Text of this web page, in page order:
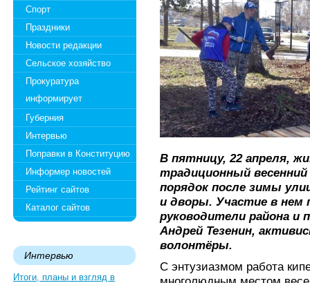
Спорт
Праздники
Новости редакции
Сельское хозяйство
Прокуратура
информирует
Губерния
Интервью
Поправки в Конституцию
Информер новостей
Рейтинг сайтов
Каталог сайтов
Интервью
Итоги, планы и взгляд в
В пятницу, 22 апреля,
традиционный
порядок после зимы
и дворы. Участие в
руководители района и
Андрей Тезенин,
волонтёры.
С энтузиазмом работа